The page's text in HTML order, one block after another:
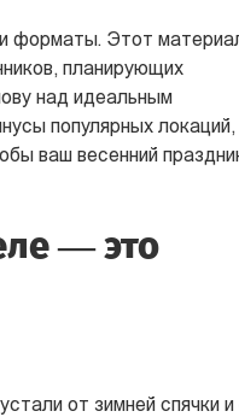
форматы. Этот
планирующих
над идеальным
популярных локаций,
ваш весенний
— это
от зимней спячки и